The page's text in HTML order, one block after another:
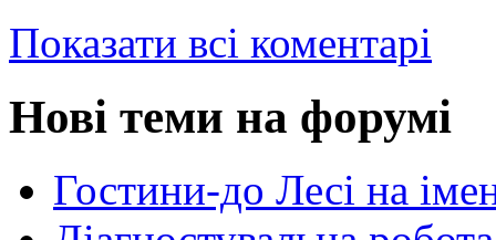
Показати всі коментарі
Нові теми на форумі
Гостини-до Лесі на